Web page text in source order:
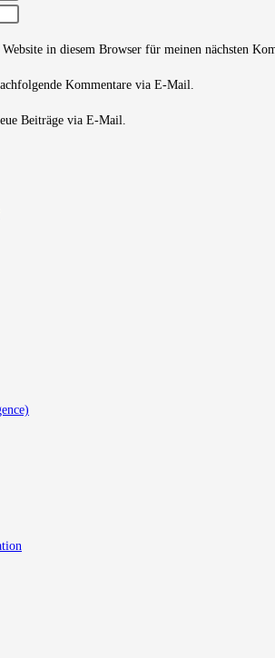
in diesem Browser für meinen nächsten
Kommentare via E-Mail.
Beiträge via E-Mail.